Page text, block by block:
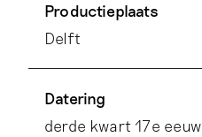
Productieplaats
Delft
Datering
derde kwart 17e eeuw